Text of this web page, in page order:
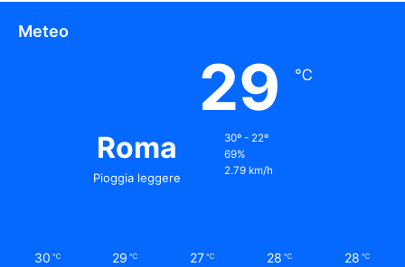
Meteo
Roma
Pioggia leggere
29 ℃
30º - 22º
69%
2.79 km/h
30 ℃ 29 ℃ 27 ℃ 28 ℃ 28 ℃